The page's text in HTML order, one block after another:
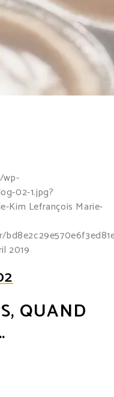
02-1.jpg?
Kim Lefrançois Marie-
2019
QUAND